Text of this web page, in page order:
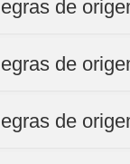
de
de
de